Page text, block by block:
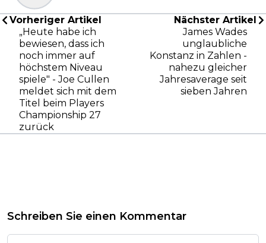
Vorheriger Artikel
„Heute habe ich
bewiesen, dass ich
noch immer auf
höchstem Niveau
spiele" - Joe Cullen
meldet sich mit dem
Titel beim Players
Championship 27
zurück
Nächster Artikel
James Wades
unglaubliche
Konstanz in Zahlen -
nahezu gleicher
Jahresaverage seit
sieben Jahren
Schreiben Sie einen Kommentar